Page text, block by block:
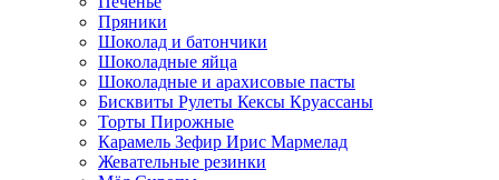
Пряники
Шоколад и батончики
Шоколадные яйца
Шоколадные и арахисовые пасты
Бисквиты Рулеты Кексы Круассаны
Торты Пирожные
Карамель Зефир Ирис Мармелад
Жевательные резинки